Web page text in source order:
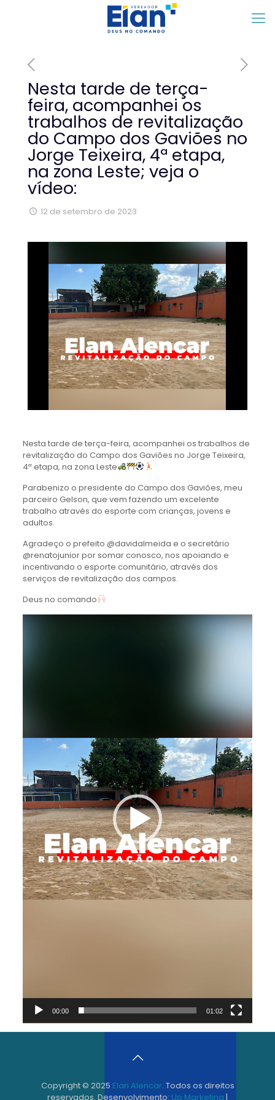
Nesta tarde de terça-
feira, acompanhei os
trabalhos de revitalização
do Campo dos Gaviões no
Jorge Teixeira, 4ª etapa,
na zona Leste; veja o
vídeo:
12 de setembro de 2023
Nesta tarde de terça-feira, acompanhei os trabalhos de
revitalização do Campo dos Gaviões no Jorge Teixeira,
4ª etapa, na zona Leste
Parabenizo o presidente do Campo dos Gaviões, meu
parceiro Gelson, que vem fazendo um excelente
trabalho através do esporte com crianças, jovens e
adultos.
Agradeço o prefeito @davidalmeida e o secretário
@renatojunior por somar conosco, nos apoiando e
incentivando o esporte comunitário, através dos
serviços de revitalização dos campos.
Deus no comando
00:00 01:02
Copyright © 2025 Elan Alencar. Todos os direitos
reservados. Desenvolvimento: Up Marketing |